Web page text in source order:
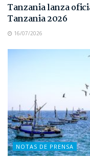
Tanzania lanza
Tanzania 2026
16/07/2026
NOTAS DE PRENSA